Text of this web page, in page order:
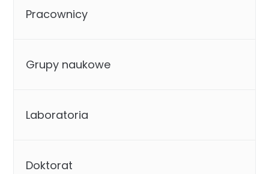
Pracownicy
Grupy naukowe
Laboratoria
Doktorat